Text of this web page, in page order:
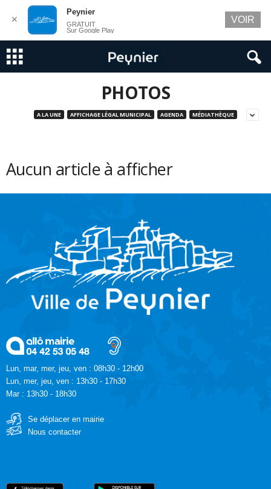
PHOTOS
A LA UNE AFFICHAGE LÉGAL MUNICIPAL AGENDA MÉDIATHÈQUE
Aucun article à afficher
Lun, mar, mer, jeu, ven : 08h30 - 12h00
Lun, mer, jeu, ven : 13h30 - 17h30
Mar : 13h30 - 18h30
Se déplacer en mairie
Nous contacter
✕
Peynier
GRATUIT
Sur Google Play
VOIR